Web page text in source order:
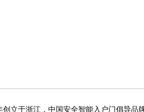
于浙江，中国安全智能入户门倡导品